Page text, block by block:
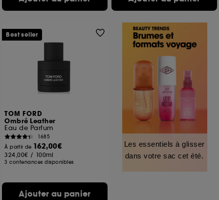
TOM FORD
Ombré Leather
Eau de Parfum
1685
À partir de 162,00€
324,00€ / 100ml
3 contenances disponibles
Ajouter au panier
Best seller
Les essentiels à glisser
dans votre sac cet été.